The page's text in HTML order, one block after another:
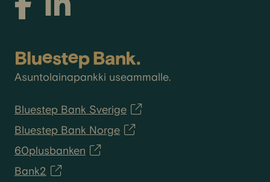
Asuntolainapankki useammalle.
Bluestep Bank Sverige
Bluestep Bank Norge
60plusbanken
Bank2